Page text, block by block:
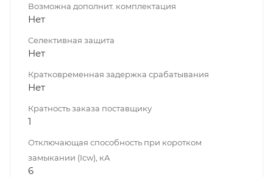
Возможна дополнит. комплектация
Нет
Селективная защита
Нет
Кратковременная задержка срабатывания
Нет
Кратность заказа поставщику
1
Отключающая способность при коротком
замыкании (Icw), кА
6